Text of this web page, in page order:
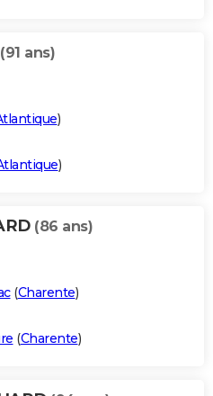
(91 ans)
)
)
(86 ans)
(Charente)
(Charente)